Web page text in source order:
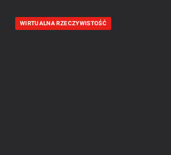
WIRTUALNA RZECZYWISTOŚĆ